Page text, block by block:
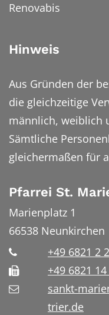
Renovabis
Hinweis
Aus Gründen der
die gleichzeitige
männlich, weiblich
Sämtliche
gleichermaßen für
Pfarrei St.
Marienplatz 1
66538 Neunkirchen
+49 6821 2
+49 6821
sankt-
trier.de